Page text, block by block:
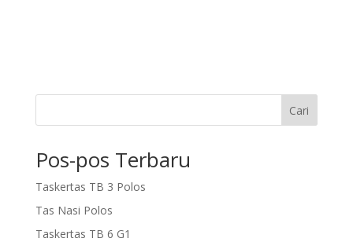
Cari
Pos-pos Terbaru
Taskertas TB 3 Polos
Tas Nasi Polos
Taskertas TB 6 G1